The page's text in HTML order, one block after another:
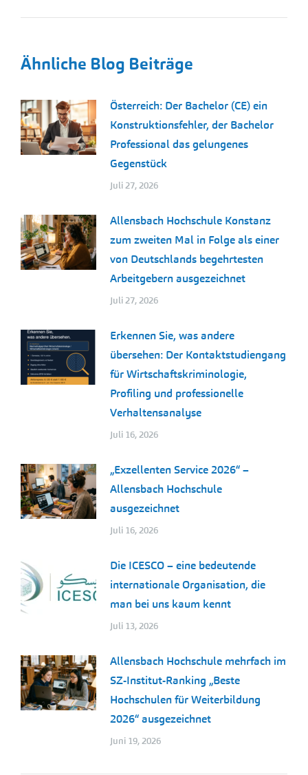
Ähnliche Blog Beiträge
Österreich: Der Bachelor (CE) ein
Konstruktionsfehler, der Bachelor
Professional das gelungenes
Gegenstück
Juli 27, 2026
Allensbach Hochschule Konstanz
zum zweiten Mal in Folge als einer
von Deutschlands begehrtesten
Arbeitgebern ausgezeichnet
Juli 27, 2026
Erkennen Sie, was andere
übersehen: Der Kontaktstudiengang
für Wirtschaftskriminologie,
Profiling und professionelle
Verhaltensanalyse
Juli 16, 2026
„Exzellenten Service 2026“ –
Allensbach Hochschule
ausgezeichnet
Juli 16, 2026
Die ICESCO – eine bedeutende
internationale Organisation, die
man bei uns kaum kennt
Juli 13, 2026
Allensbach Hochschule mehrfach im
SZ-Institut-Ranking „Beste
Hochschulen für Weiterbildung
2026“ ausgezeichnet
Juni 19, 2026